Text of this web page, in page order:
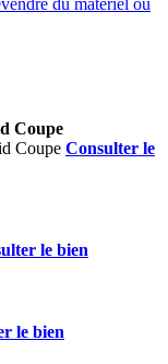
Coupe
Consulter le
le bien
le bien